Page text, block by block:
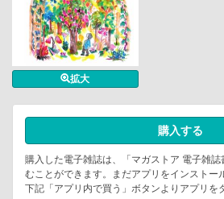
拡大
購入する
購入した電子雑誌は、「マガストア 電子雑
むことができます。まだアプリをインストー
下記「アプリ内で買う」ボタンよりアプリを